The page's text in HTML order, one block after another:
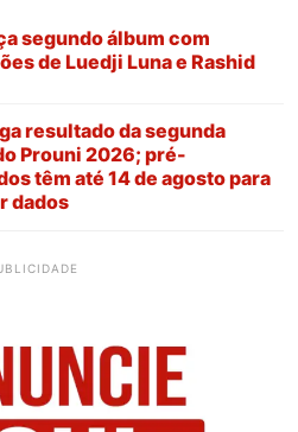
segundo álbum com
de Luedji Luna e Rashid
resultado da segunda
Prouni 2026; pré-
têm até 14 de agosto para
dados